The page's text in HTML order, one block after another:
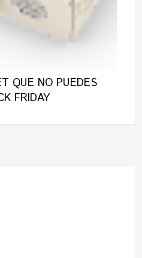
QUE NO PUEDES
FRIDAY